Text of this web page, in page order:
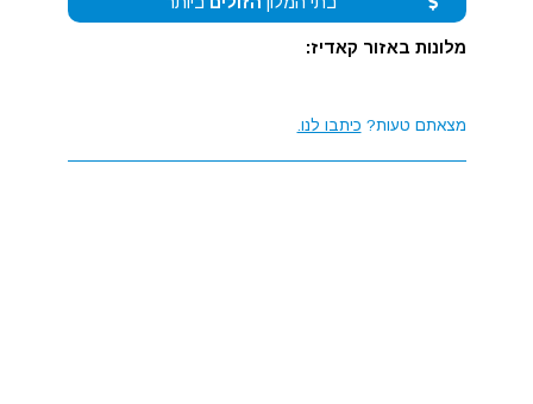
מלונות באזור קאדיז:
מצאתם טעות? כיתבו לנו.